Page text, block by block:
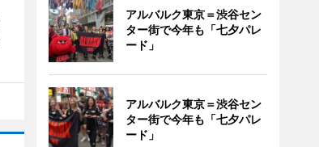
アルバルク東京＝渋谷セン
ター街で今年も「七夕パレ
ード」
アルバルク東京＝渋谷セン
ター街で今年も「七夕パレ
ード」